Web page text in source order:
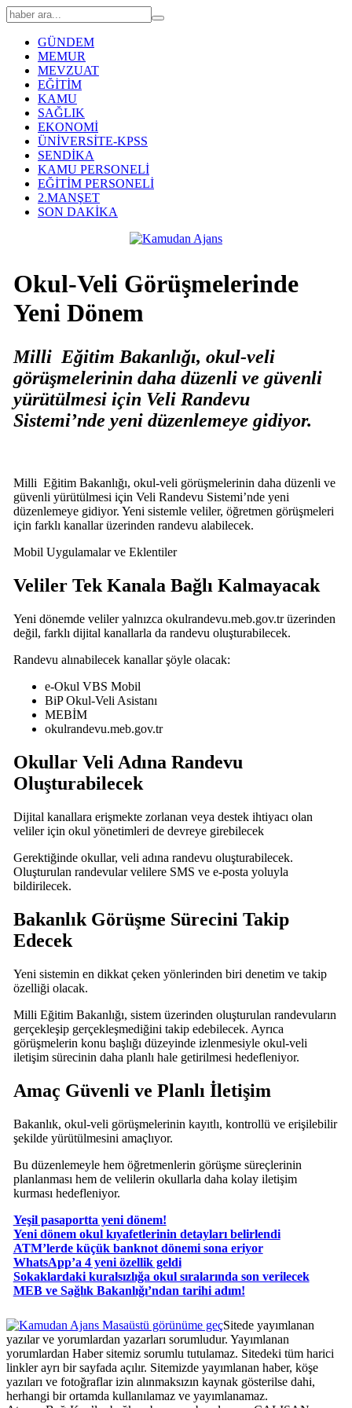
GÜNDEM
MEMUR
MEVZUAT
EĞİTİM
KAMU
SAĞLIK
EKONOMİ
ÜNİVERSİTE-KPSS
SENDİKA
KAMU PERSONELİ
EĞİTİM PERSONELİ
2.MANŞET
SON DAKİKA
Okul-Veli Görüşmelerinde
Yeni Dönem
Milli Eğitim Bakanlığı, okul-veli
görüşmelerinin daha düzenli ve güvenli
yürütülmesi için Veli Randevu
Sistemi’nde yeni düzenlemeye gidiyor.
Milli EğitimBakanlığı, okul-veli görüşmelerinin daha düzenli ve
güvenli yürütülmesi için Veli Randevu Sistemi’nde yeni
düzenlemeye gidiyor. Yeni sistemle veliler, öğretmen görüşmeleri
için farklı kanallar üzerinden randevu alabilecek.
Mobil Uygulamalar ve Eklentiler
Veliler Tek Kanala Bağlı Kalmayacak
Yeni dönemde veliler yalnızca okulrandevu.meb.gov.tr üzerinden
değil, farklı dijital kanallarla da randevu oluşturabilecek.
Randevu alınabilecek kanallar şöyle olacak:
e-Okul VBS Mobil
BiP Okul-Veli Asistanı
MEBİM
okulrandevu.meb.gov.tr
Okullar Veli Adına Randevu
Oluşturabilecek
Dijital kanallara erişmekte zorlanan veya destek ihtiyacı olan
veliler için okul yönetimleri de devreye girebilecek
Gerektiğinde okullar, veli adına randevu oluşturabilecek.
Oluşturulan randevular velilere SMS ve e-posta yoluyla
bildirilecek.
Bakanlık Görüşme Sürecini Takip
Edecek
Yeni sistemin en dikkat çeken yönlerinden biri denetim ve takip
özelliği olacak.
Milli Eğitim Bakanlığı, sistem üzerinden oluşturulan randevuların
gerçekleşip gerçekleşmediğini takip edebilecek. Ayrıca
görüşmelerin konu başlığı düzeyinde izlenmesiyle okul-veli
iletişim sürecinin daha planlı hale getirilmesi hedefleniyor.
Amaç Güvenli ve Planlı İletişim
Bakanlık, okul-veli görüşmelerinin kayıtlı, kontrollü ve erişilebilir
şekilde yürütülmesini amaçlıyor.
Bu düzenlemeyle hem öğretmenlerin görüşme süreçlerinin
planlanması hem de velilerin okullarla daha kolay iletişim
kurması hedefleniyor.
Yeşil pasaportta yeni dönem!
Yeni dönem okul kıyafetlerinin detayları belirlendi
ATM’lerde küçük banknot dönemi sona eriyor
WhatsApp’a 4 yeni özellik geldi
Sokaklardaki kuralsızlığa okul sıralarında son verilecek
MEB ve Sağlık Bakanlığı’ndan tarihi adım!
Masaüstü görünüme geçSitede yayımlanan
yazılar ve yorumlardan yazarları sorumludur. Yayımlanan
yorumlardan Haber sitemiz sorumlu tutulamaz. Sitedeki tüm harici
linkler ayrı bir sayfada açılır. Sitemizde yayımlanan haber, köşe
yazıları ve fotoğraflar izin alınmaksızın kaynak gösterilse dahi,
herhangi bir ortamda kullanılamaz ve yayımlanamaz.